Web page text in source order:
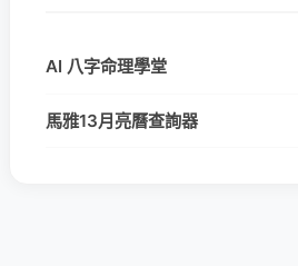
AI 八字命理學堂
馬雅13月亮曆查詢器